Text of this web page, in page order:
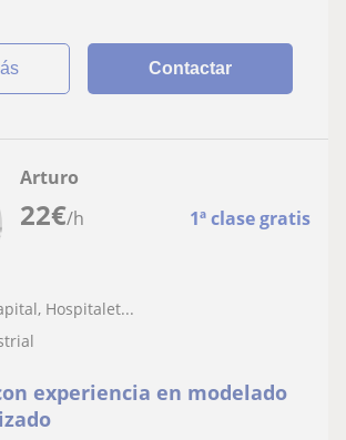
Contactar
22€/h 1ª clase gratis
Arturo
Hospitalet...
experiencia en modelado